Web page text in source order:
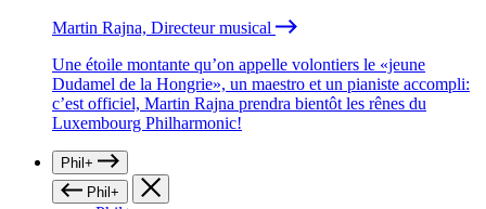
Martin Rajna, Directeur musical
Une étoile montante qu’on appelle volontiers le «jeune
Dudamel de la Hongrie», un maestro et un pianiste accompli:
c’est officiel, Martin Rajna prendra bientôt les rênes du
Luxembourg Philharmonic!
Phil+
Phil+